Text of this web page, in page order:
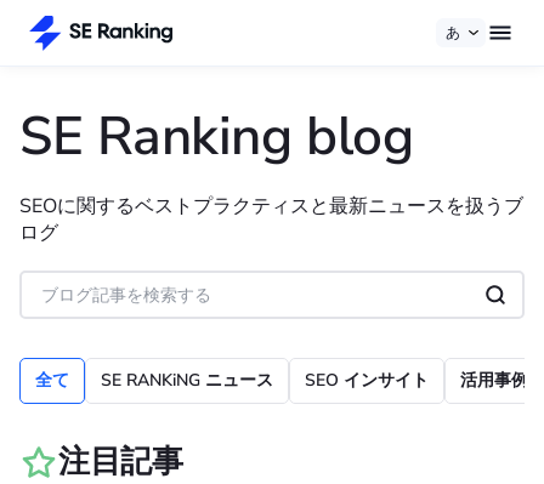
あ
SE Ranking blog
SEOに関するベストプラクティスと最新ニュースを扱うブ
ログ
全て SE RANKiNG ニュース SEO インサイト 活用事例
注目記事